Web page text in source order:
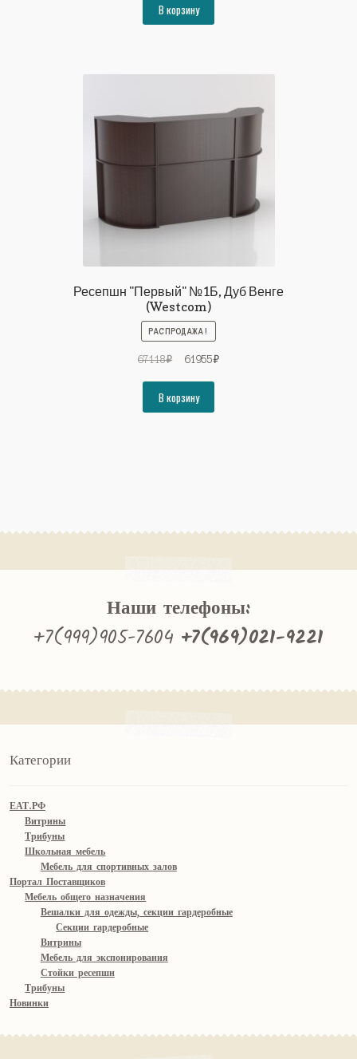
составляла
28864₽.
В корзину
Ресепшн "Первый" №1Б, Дуб Венге
(Westcom)
РАСПРОДАЖА!
67118₽
Первоначальная
составляла
67118₽.
61955₽Текущая
В корзину
Наши телефоны:
+7(999)905-7604 +7(969)021-9221
Категории
ЕАТ.РФ
Витрины
Трибуны
Школьная мебель
Мебель для спортивных залов
Портал Поставщиков
Мебель общего назначения
Вешалки для одежды, секции гардеробные
Секции гардеробные
Витрины
Мебель для экспонирования
Стойки ресепшн
Трибуны
Новинки